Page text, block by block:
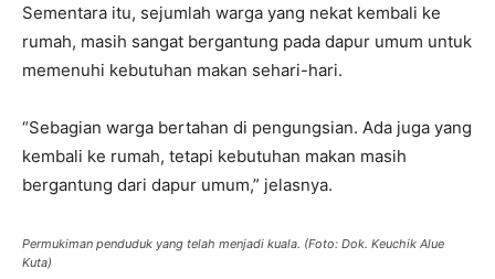
Sementara itu, sejumlah warga yang nekat kembali ke
rumah, masih sangat bergantung pada dapur umum untuk
memenuhi kebutuhan makan sehari-hari.
“Sebagian warga bertahan di pengungsian. Ada juga yang
kembali ke rumah, tetapi kebutuhan makan masih
bergantung dari dapur umum,” jelasnya.
Permukiman penduduk yang telah menjadi kuala. (Foto: Dok. Keuchik Alue
Kuta)